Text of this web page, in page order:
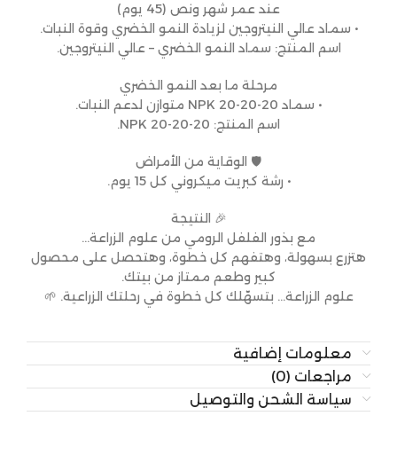
عند عمر شهر ونص (45 يوم)
• سماد عالي النيتروجين لزيادة النمو الخضري وقوة النبات.
اسم المنتج: سماد النمو الخضري – عالي النيتروجين.
مرحلة ما بعد النمو الخضري
• سماد NPK 20-20-20 متوازن لدعم النبات.
اسم المنتج: NPK 20-20-20.
🛡 الوقاية من الأمراض
• رشة كبريت ميكروني كل 15 يوم.
🎉 النتيجة
مع بذور الفلفل الرومي من علوم الزراعة…
هتزرع بسهولة، وهتفهم كل خطوة، وهتحصل على محصول
كبير وطعم ممتاز من بيتك.
علوم الزراعة… بتسهّلك كل خطوة في رحلتك الزراعية. 🌱
معلومات إضافية
مراجعات (0)
سياسة الشحن والتوصيل